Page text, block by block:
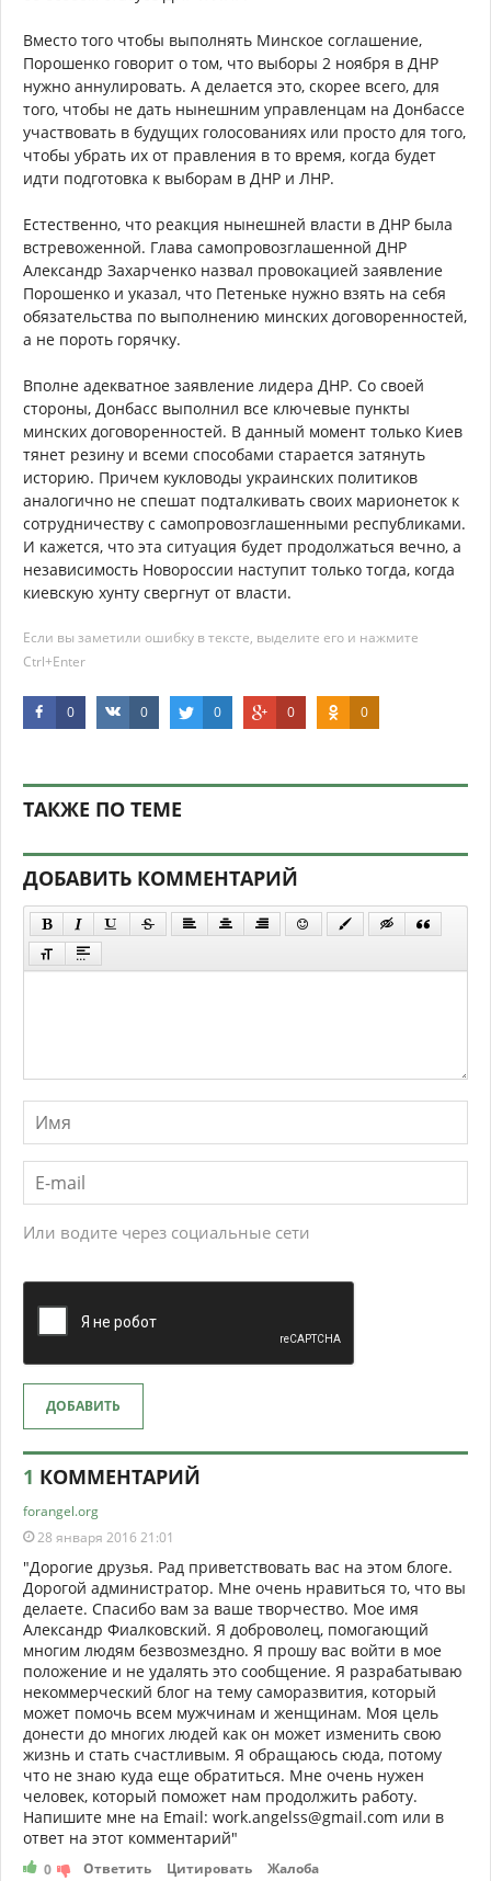
Вместо того чтобы выполнять Минское соглашение,
Порошенко говорит о том, что выборы 2 ноября в ДНР
нужно аннулировать. А делается это, скорее всего, для
того, чтобы не дать нынешним управленцам на Донбассе
участвовать в будущих голосованиях или просто для того,
чтобы убрать их от правления в то время, когда будет
идти подготовка к выборам в ДНР и ЛНР.
Естественно, что реакция нынешней власти в ДНР была
встревоженной. Глава самопровозглашенной ДНР
Александр Захарченко назвал провокацией заявление
Порошенко и указал, что Петеньке нужно взять на себя
обязательства по выполнению минских договоренностей,
а не пороть горячку.
Вполне адекватное заявление лидера ДНР. Со своей
стороны, Донбасс выполнил все ключевые пункты
минских договоренностей. В данный момент только Киев
тянет резину и всеми способами старается затянуть
историю. Причем кукловоды украинских политиков
аналогично не спешат подталкивать своих марионеток к
сотрудничеству с самопровозглашенными республиками.
И кажется, что эта ситуация будет продолжаться вечно, а
независимость Новороссии наступит только тогда, когда
киевскую хунту свергнут от власти.
Если вы заметили ошибку в тексте, выделите его и нажмите
Ctrl+Enter
0 0 0 0 0
ТАКЖЕ ПО ТЕМЕ
ДОБАВИТЬ КОММЕНТАРИЙ
Или водите через социальные сети
ДОБАВИТЬ
1 КОММЕНТАРИЙ
forangel.org
28 января 2016 21:01
"Дорогие друзья. Рад приветствовать вас на этом блоге.
Дорогой администратор. Мне очень нравиться то, что вы
делаете. Спасибо вам за ваше творчество. Мое имя
Александр Фиалковский. Я доброволец, помогающий
многим людям безвозмездно. Я прошу вас войти в мое
положение и не удалять это сообщение. Я разрабатываю
некоммерческий блог на тему саморазвития, который
может помочь всем мужчинам и женщинам. Моя цель
донести до многих людей как он может изменить свою
жизнь и стать счастливым. Я обращаюсь сюда, потому
что не знаю куда еще обратиться. Мне очень нужен
человек, который поможет нам продолжить работу.
Напишите мне на Email: work.angelss@gmail.com или в
ответ на этот комментарий"
0 Ответить Цитировать Жалоба